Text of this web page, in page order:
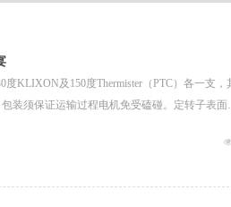
KLIXON及150度Thermister（PTC）各一支，
装须保证运输过程电机免受磕碰。定转子表面